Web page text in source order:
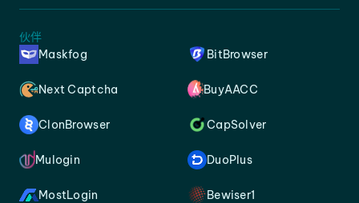
伙伴
Maskfog
BitBrowser
Next Captcha BuyAACC
ClonBrowser CapSolver
Mulogin DuoPlus
MostLogin Bewiser1